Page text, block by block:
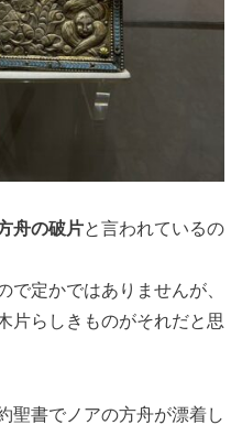
舟の破片と言われているの
で定かではありませんが、
片らしきものがそれだと思
聖書でノアの方舟が漂着し